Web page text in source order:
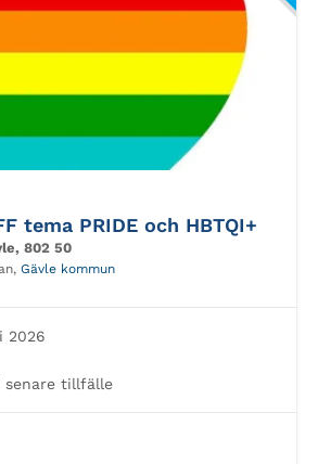
tema PRIDE och HBTQI+
802 50
Gävle kommun
2026
senare tillfälle